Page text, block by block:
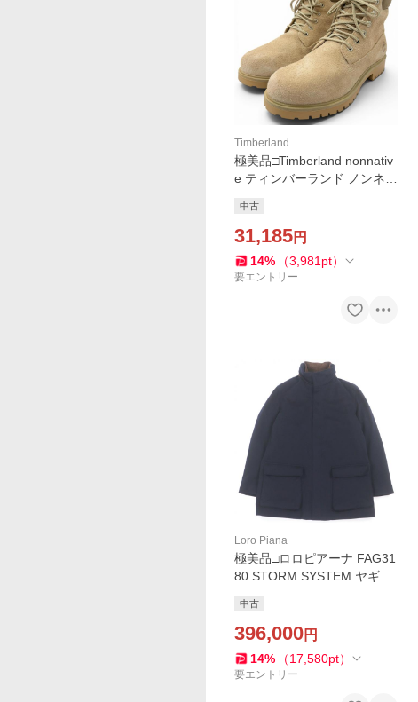
Timberland
極美品□Timberland nonnativ
e ティンバーランド ノンネイ
OOF BOOT スウェードレザ
ー アンクルブーツ ベージュ
中古
31,185円
14% （3,981 pt）
要エントリー
Loro Piana
極美品□ロロピアーナ FAG31
80 STORM SYSTEM ヤギ革
ター ボイジャー オーバーコ
ート M イタリア製 正規品
中古
396,000円
14% （17,580pt）
要エントリー